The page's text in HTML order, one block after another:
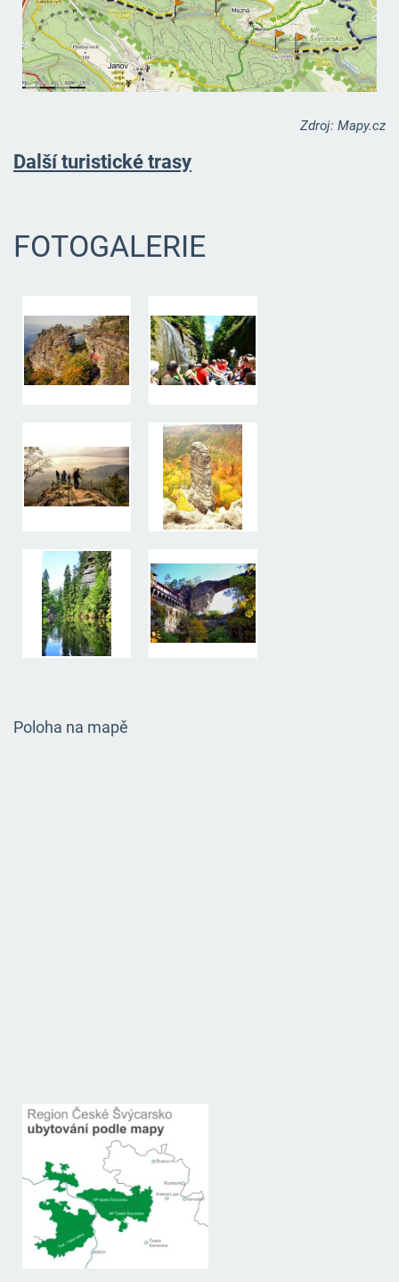
Zdroj: Mapy.cz
Další turistické trasy
FOTOGALERIE
Poloha na mapě